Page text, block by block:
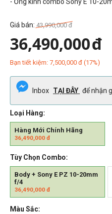
Giá bán: 43,990,000 đ
36,490,000đ
Bạn tiết kiệm: 7,500,000 đ (17%)
Inbox TẠI ĐÂY để nhận
Loại Hàng:
Hàng Mới Chính Hãng
36,490,000 đ
Tùy Chọn Combo:
Body + Sony E PZ 10-20mm
f/4
36,490,000 đ
Màu Sắc: